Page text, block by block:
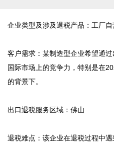
企业类型及涉及退税产品：工厂
客户需求：某制造型企业希望通
国际市场上的竞争力，特别是在
的背景下。
出口退税服务区域：佛山
退税难点：该企业在退税过程中